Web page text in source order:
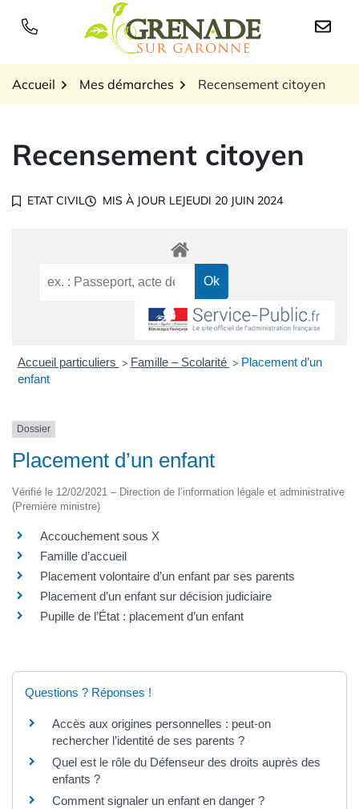
Logo Grenade sur
Accueil Mes démarches Recensement citoyen
Recensement citoyen
ETAT CIVIL MIS À JOUR LEJEUDI 20 JUIN 2024
Accueil particuliers > Famille – Scolarité > Placement d’un
enfant
Dossier
Placement d’un enfant
Vérifié le 12/02/2021 – Direction de l’information légale et administrative
(Première ministre)
Accouchement sous X
Famille d’accueil
Placement volontaire d’un enfant par ses parents
Placement d’un enfant sur décision judiciaire
Pupille de l’État : placement d’un enfant
Questions ? Réponses !
Accès aux origines personnelles : peut-on
rechercher l’identité de ses parents ?
Quel est le rôle du Défenseur des droits auprès des
enfants ?
Comment signaler un enfant en danger ?